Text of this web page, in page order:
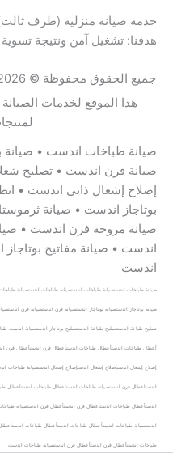
خدمة صيانة منزلية (طرف
هدفنا: تشغيل آمن ونتيجة
جميع الحقوق محفوظة © 2026 مركز صيانة طباخات اندست مصر
هذا الموقع لخدمات
صيانة طباخات اندست •
صيانة فرن اندست • تصليح
إصلاح إشعال ذاتي اندست •
بوتاجاز اندست • صيانة
صيانة مروحة فرن اندست •
اندست • صيانة مفاتيح
اندست
صيانة طباخات اندستصيانة طباخات اندستصيانة طباخات اندستصيانة
صيانة بوتاجاز اندستصيانة بوتاجاز اندستصيانة فرن اندستصيانة فرن
تصليح طباخة اندستتصليح طباخة اندستتصليح بوتاجاز اندستصيانة اندست
أعطال طباخات اندستأعطال طباخات اندستأعطال فرن اندستأعطال فرن
إصلاح إشعال اندستإصلاح إشعال اندستإصلاح إشعال اندستصيانة طباخات
اندستأعطال فرن اندستصيانة طباخات اندست أعطال طباخات اندستأعطال
اندستأعطال طباخات اندستأعطال فرن اندستأعطال فرن اندستصيانة
اندستصيانة طباخات اندست أعطال طباخات اندستأعطال طباخات
طباخات اندستأعطال فرن اندستأعطال فرن اندستصيانة طباخات اندست